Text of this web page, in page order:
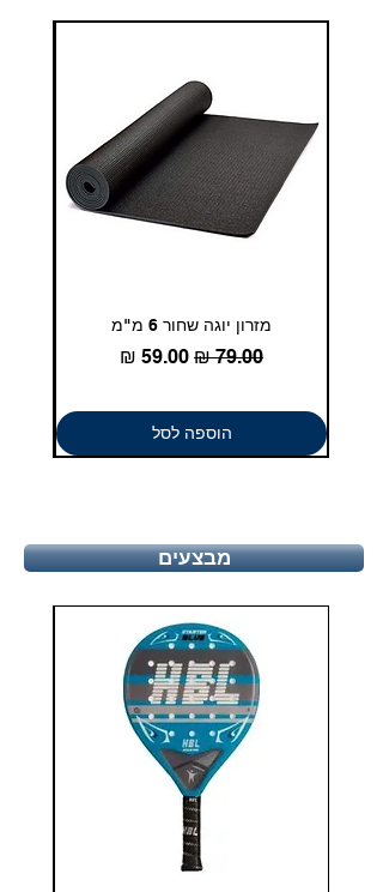
מזרון יוגה שחור 6 מ"מ
מחיר רגילמחיר מבצע
הוספה לסל
מבצעים